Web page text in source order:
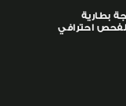
بطارية
لفحص احترافي